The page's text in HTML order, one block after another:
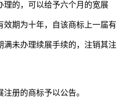
理的，可以给予六个月的宽展
效期为十年，自该商标上一届有
满未办理续展手续的，注销其注
册的商标予以公告。